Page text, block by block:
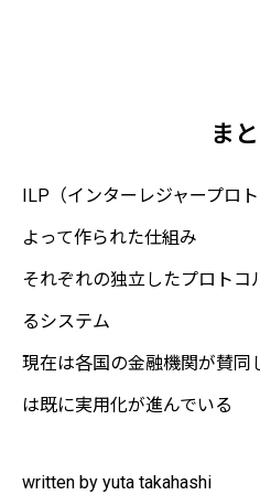
ま
ILP（インターレジャープロ
よって作られた仕組み
それぞれの独立したプロトコ
るシステム
現在は各国の金融機関が賛同
は既に実用化が進んでいる
written by yuta takahashi